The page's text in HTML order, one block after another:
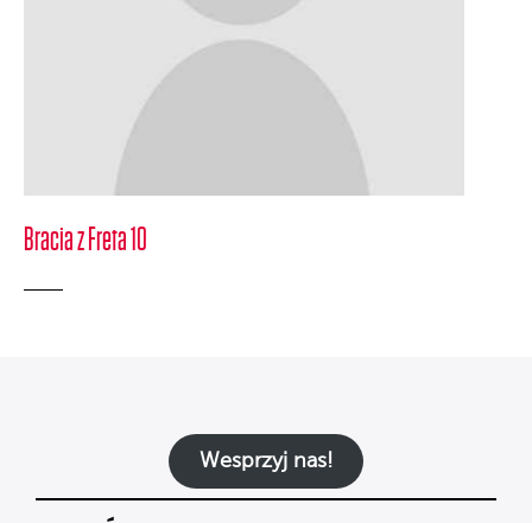
Bracia z Freta 10
Wesprzyj nas!